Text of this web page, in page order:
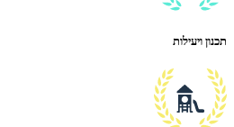
תכנון ויעילות